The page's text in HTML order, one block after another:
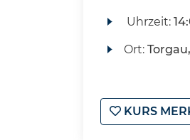
Uhrzeit:
Ort:
KURS